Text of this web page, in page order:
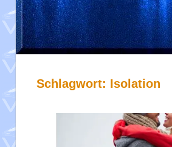
Schlagwort: Isolation